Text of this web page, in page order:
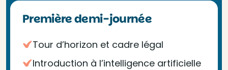
Première demi-journée
Tour d’horizon et cadre légal
Introduction à l’intelligence artificielle